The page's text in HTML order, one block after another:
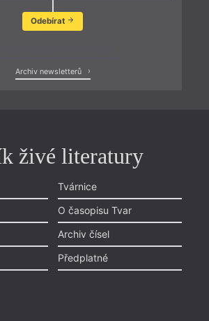
Odebírat
Archiv newsletterů
živé literatury
Tvárnice
O časopisu Tvar
Archiv čísel
Předplatné